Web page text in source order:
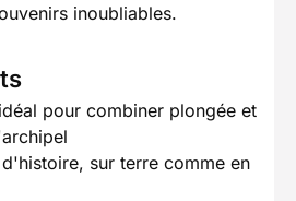
inoubliables.
pour combiner plongée et
sur terre comme en